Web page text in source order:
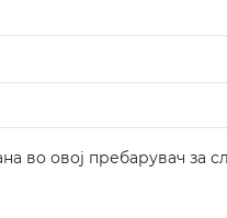
во овој пребарувач за